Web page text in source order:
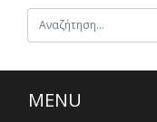
MENU